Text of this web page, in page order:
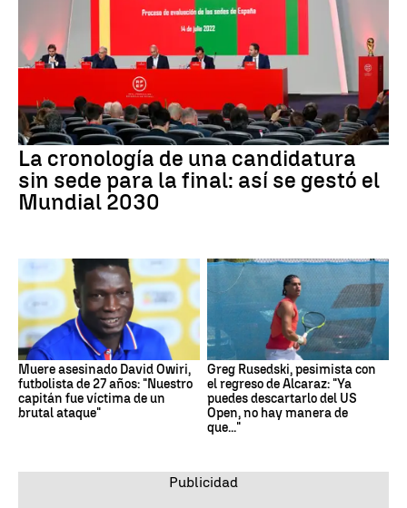
La cronología de una candidatura
sin sede para la final: así se gestó el
Mundial 2030
Muere asesinado David Owiri,
futbolista de 27 años: "Nuestro
capitán fue víctima de un
brutal ataque"
Greg Rusedski, pesimista con
el regreso de Alcaraz: "Ya
puedes descartarlo del US
Open, no hay manera de
que..."